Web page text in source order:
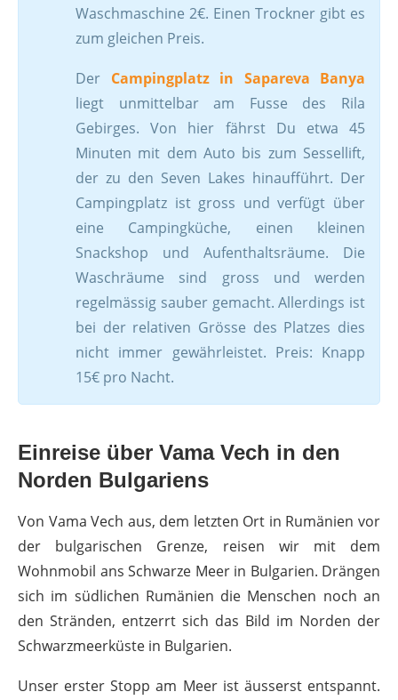
Waschmaschine 2€. Einen Trockner gibt es
zum gleichen Preis.
Der Campingplatz in Sapareva Banya
liegt unmittelbar am Fusse des Rila
Gebirges. Von hier fährst Du etwa 45
Minuten mit dem Auto bis zum Sessellift,
der zu den Seven Lakes hinaufführt. Der
Campingplatz ist gross und verfügt über
eine Campingküche, einen kleinen
Snackshop und Aufenthaltsräume. Die
Waschräume sind gross und werden
regelmässig sauber gemacht. Allerdings ist
bei der relativen Grösse des Platzes dies
nicht immer gewährleistet. Preis: Knapp
15€ pro Nacht.
Einreise über Vama Vech in den
Norden Bulgariens
Von Vama Vech aus, dem letzten Ort in Rumänien vor
der bulgarischen Grenze, reisen wir mit dem
Wohnmobil ans Schwarze Meer in Bulgarien. Drängen
sich im südlichen Rumänien die Menschen noch an
den Stränden, entzerrt sich das Bild im Norden der
Schwarzmeerküste in Bulgarien.
Unser erster Stopp am Meer ist äusserst entspannt.